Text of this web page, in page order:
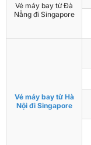
Vé máy bay từ Đà
Nẵng đi Singapore
Vé máy bay từ Hà
Nội đi Singapore